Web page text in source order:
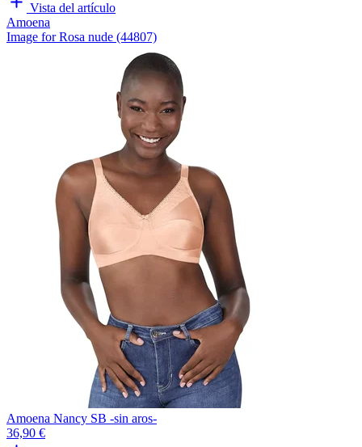
Vista del artículo
Amoena
Image for Rosa nude (44807)
Amoena Nancy SB -sin aros-
36,90 €